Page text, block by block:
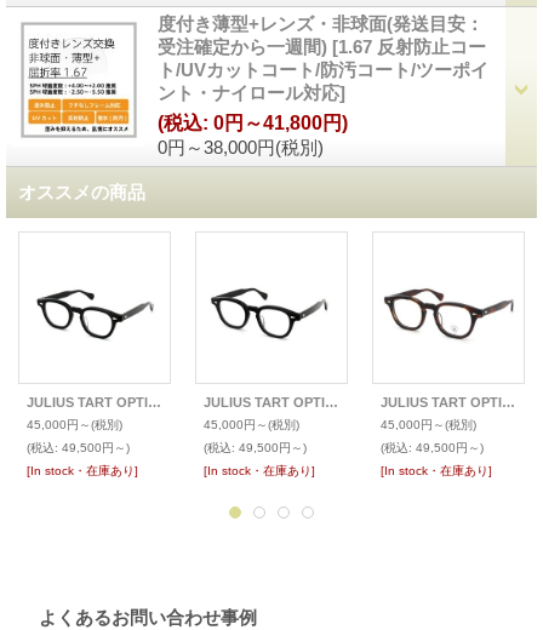
度付き薄型+レンズ・非球面(発送目安：
受注確定から一週間) [1.67 反射防止コー
ト/UVカットコート/防汚コート/ツーポイ
ント・ナイロール対応]
0円～38,000円(税別)
(税込: 0円～41,800円)
オススメの商品
JULIUS TART OPTICAL ジュリアス タート オプティカル メガネ AR-44-22
45,000円～(税別)
(税込: 49,500円～)
[In stock・在庫あり]
JULIUS TART OPTICAL ジュリアス タート オプティカル メガネ AR-46-22
45,000円～(税別)
(税込: 49,500円～)
[In stock・在庫あり]
JULIUS TART OPTICAL ジュリアス タート オプティカル メガネ AR-48-22
45,000円～(税別)
(税込: 49,500円～)
[In stock・在庫あり]
よくあるお問い合わせ事例